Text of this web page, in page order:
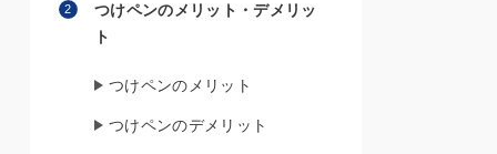
つけペンのメリット・デメリッ
ト
つけペンのメリット
つけペンのデメリット